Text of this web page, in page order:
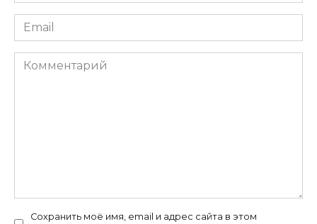
Email
Комментарий
Сохранить моё имя, email и адрес сайта в этом